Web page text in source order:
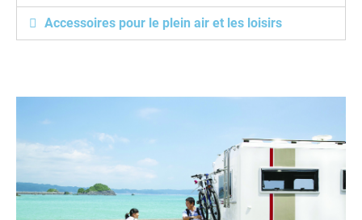
Accessoires pour le plein air et les loisirs